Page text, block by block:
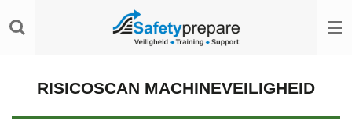
direct
hoofdinhoud
RISICOSCAN MACHINEVEILIGHEID